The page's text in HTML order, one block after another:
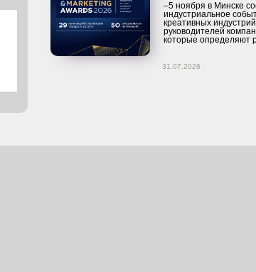
–5 ноября в Минске
индустриальное
креативных
руководителей
которые определяют
31.07.2026